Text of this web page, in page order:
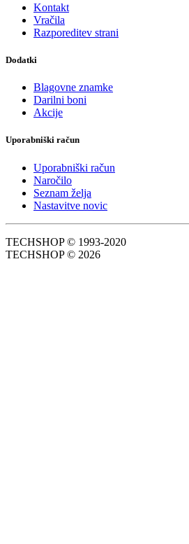
Kontakt
Vračila
Razporeditev strani
Dodatki
Blagovne znamke
Darilni boni
Akcije
Uporabniški račun
Uporabniški račun
Naročilo
Seznam želja
Nastavitve novic
TECHSHOP © 1993-2020
TECHSHOP © 2026